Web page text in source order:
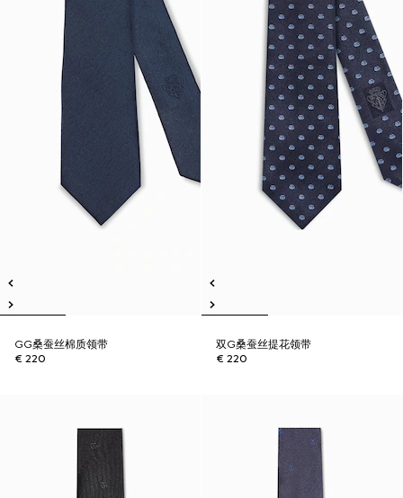
GG桑蚕丝棉质领带
€ 220
双G桑蚕丝提花领带
€ 220